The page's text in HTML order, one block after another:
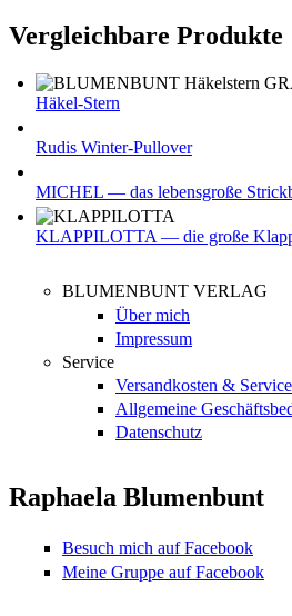
Vergleichbare Produkte
Häkel-Stern
Rudis Winter-Pullover
MICHEL — das lebensgroße
KLAPPILOTTA — die große
BLUMENBUNT VERLAG
Über mich
Impressum
Service
Versandkosten & Service
Allgemeine
Datenschutz
Raphaela Blumenbunt
Besuch mich auf Facebook
Meine Gruppe auf Facebook